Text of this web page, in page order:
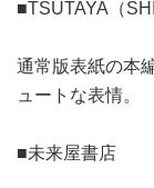
■TSUTAYA（
通常版表紙の本
ュートな表情。
■未来屋書店